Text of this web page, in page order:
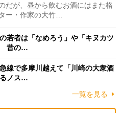
だが、昼から飲むお酒にはまた格
ー・作家の大竹…
若者は「なめろう」や「キヌカツ
昔の…
線で多摩川越えて「川崎の大衆酒
ノス…
一覧を見る